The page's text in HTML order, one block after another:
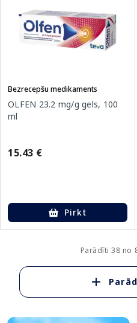
Bezrecepšu medikaments
OLFEN 23.2 mg/g gels, 100
ml
15.43 €
Pirkt
Parādīti 38 no